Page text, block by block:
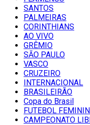
SANTOS
PALMEIRAS
CORINTHIANS
AO VIVO
GRÊMIO
SĀO PAULO
VASCO
CRUZEIRO
INTERNACIONAL
BRASILEIRÃO
Copa do Brasil
FUTEBOL
CAMPEONATO